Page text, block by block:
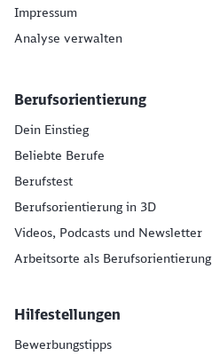
Impressum
Analyse verwalten
Berufsorientierung
Dein Einstieg
Beliebte Berufe
Berufstest
Berufsorientierung in 3D
Videos, Podcasts und Newsletter
Arbeitsorte als Berufsorientierung
Hilfestellungen
Bewerbungstipps